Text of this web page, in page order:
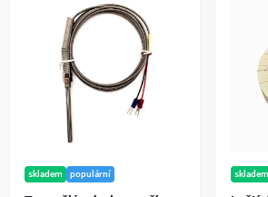
skladem populární skladem